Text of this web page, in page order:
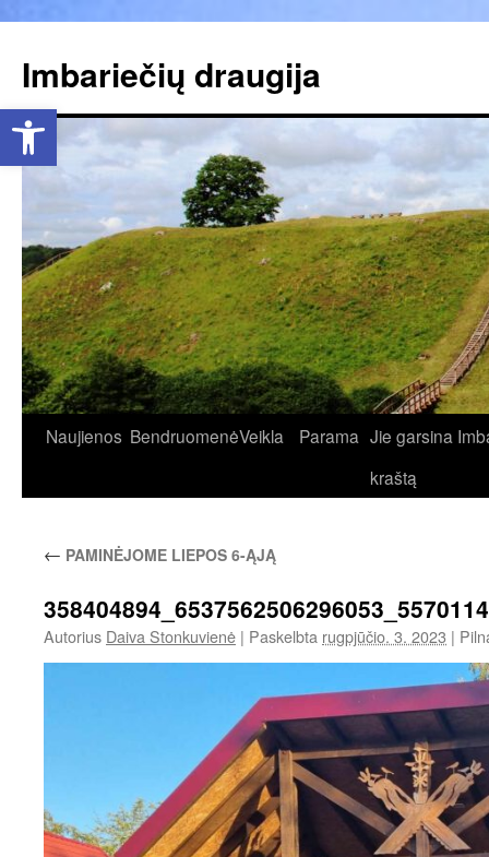
Open toolbar
turinio
Imbariečių draugija
Naujienos BendruomenėVeikla Parama Jie garsina
kraštą
← PAMINĖJOME LIEPOS 6-ĄJĄ
Autorius Daiva Stonkuvienė | Paskelbta rugpjūčio. 3. 2023 |